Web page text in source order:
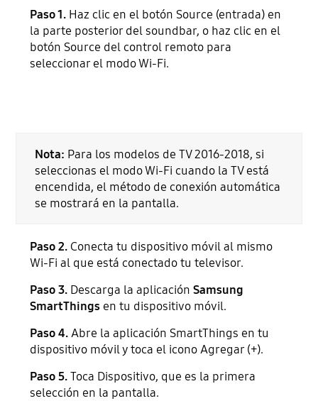
Paso 1. Haz clic en el botón Source (entrada) en
la parte posterior del soundbar, o haz clic en el
botón Source del control remoto para
seleccionar el modo Wi-Fi.
Nota: Para los modelos de TV 2016-2018, si
seleccionas el modo Wi-Fi cuando la TV está
encendida, el método de conexión automática
se mostrará en la pantalla.
Paso 2. Conecta tu dispositivo móvil al mismo
Wi-Fi al que está conectado tu televisor.
Paso 3. Descarga la aplicaciónSamsung
SmartThings en tu dispositivo móvil.
Paso 4.Abre la aplicación SmartThings en tu
dispositivo móvil y toca el icono Agregar (+).
Paso 5.Toca Dispositivo, que es la primera
selección en la pantalla.